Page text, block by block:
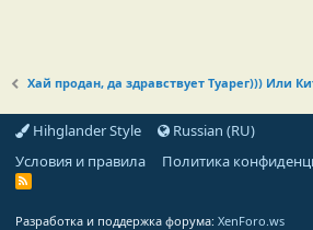
Хай продан, да здравствует Туарег))) Или
Hihglander Style
Russian (RU)
Условия и правила
Политика
R
Разработка и поддержка форума: XenForo.ws